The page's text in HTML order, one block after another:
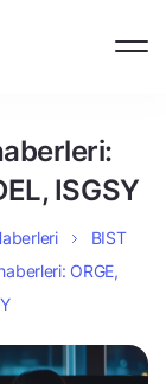
ISGSY
BIST
ORGE,